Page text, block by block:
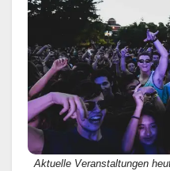
Aktuelle Veranstaltungen